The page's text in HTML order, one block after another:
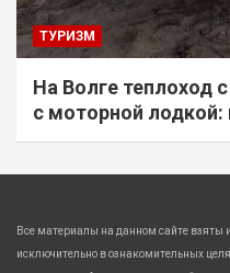
ТУРИЗМ
На Волге теплоход
с моторной лодкой:
Все материалы на данном сайте взяты
исключительно в ознакомительных